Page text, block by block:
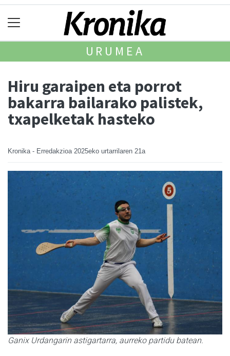
URUMEA
Hiru garaipen eta porrot
bakarra bailarako palistek,
txapelketak hasteko
Kronika - Erredakzioa 2025eko urtarrilaren 21a
Ganix Urdangarin astigartarra, aurreko partidu batean.